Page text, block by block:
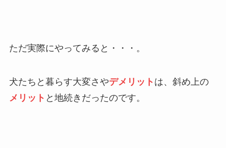
ただ実際にやってみると・・・。
犬たちと暮らす大変さやデメリット は、斜め上の
メリット と地続きだったのです。